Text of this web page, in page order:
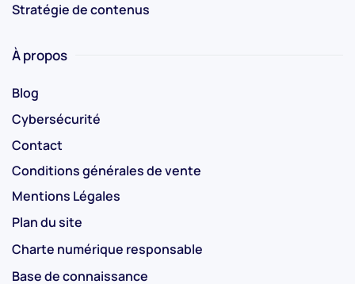
Stratégie de contenus
À propos
Blog
Cybersécurité
Contact
Conditions générales de vente
Mentions Légales
Plan du site
Charte numérique responsable
Base de connaissance